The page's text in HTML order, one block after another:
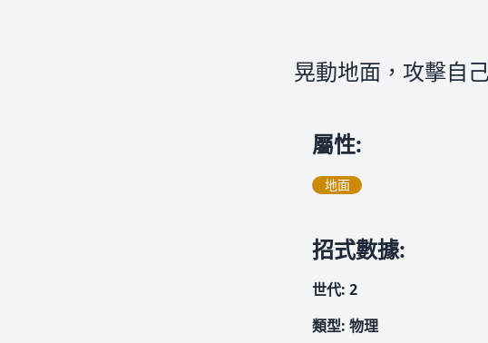
晃動地面，攻擊自
屬性:
地面
招式數據:
世代: 2
類型: 物理